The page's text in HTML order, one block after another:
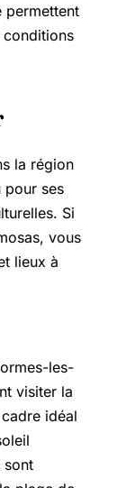
permettent
conditions
la région
pour ses
Si
vous
lieux à
les-
visiter la
idéal
sont